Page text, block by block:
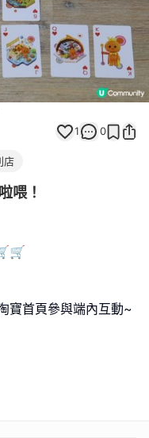
1 0
店
喂！
寶首頁參與端內互動~